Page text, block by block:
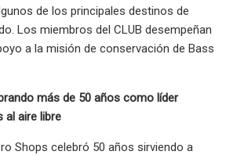
de los principales destinos de
Los miembros del CLUB desempeñan
a la misión de conservación de Bass
más de 50 años como líder
al aire libre
Shops celebró 50 años sirviendo a